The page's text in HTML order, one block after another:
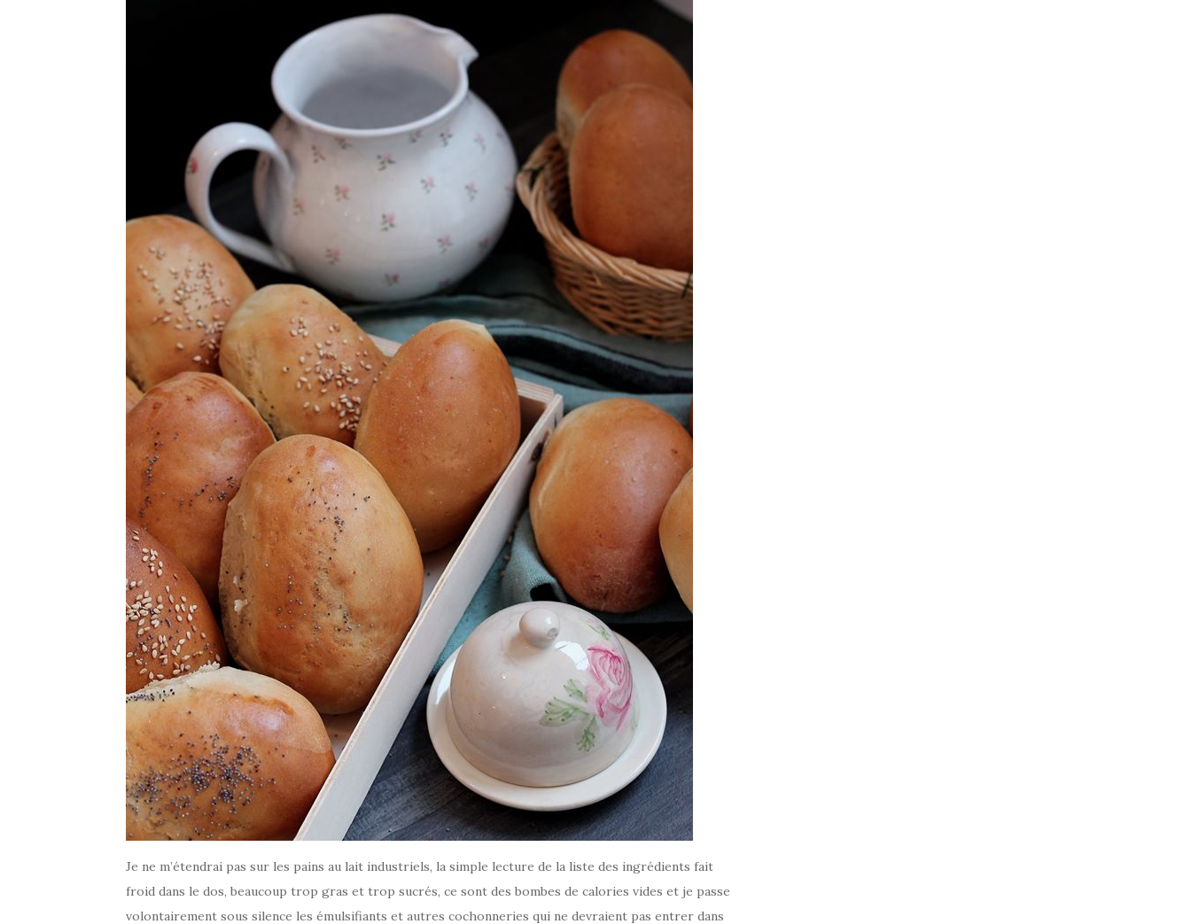
Je ne m’étendrai pas sur les pains au lait industriels, la simple lecture de la liste des ingrédients fait
froid dans le dos, beaucoup trop gras et trop sucrés, ce sont des bombes de calories vides et je passe
volontairement sous silence les émulsifiants et autres cochonneries qui ne devraient pas entrer dans